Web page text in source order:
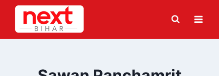
Skip
content